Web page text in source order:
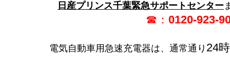
日産プリンス千葉緊急サポートセンター
☎： 0120-923-
電気自動車用急速充電器は、通常通り 24